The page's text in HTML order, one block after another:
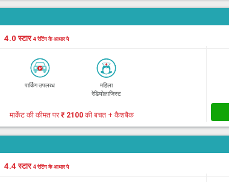
4.0 स्टार4 रेटिंग के आधार पे
पार्किंग उपलब्ध
महिला
रेडियोलाजिस्ट
मार्केट की कीमत पर₹ 2100की बचत + कैशबैक
4.4 स्टार4 रेटिंग के आधार पे